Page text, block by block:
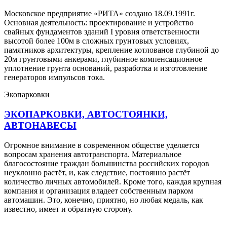
Московское предприятие «РИТА» создано 18.09.1991г.
Основная деятельность: проектирование и устройство
свайных фундаментов зданий I уровня ответственности
высотой более 100м в сложных грунтовых условиях,
памятников архитектуры, крепление котлованов глубиной до
20м грунтовыми анкерами, глубинное компенсационное
уплотнение грунта оснований, разработка и изготовление
генераторов импульсов тока.
Экопарковки
ЭКОПАРКОВКИ, АВТОСТОЯНКИ,
АВТОНАВЕСЫ
Огромное внимание в современном обществе уделяется
вопросам хранения автотранспорта. Материальное
благосостояние граждан большинства российских городов
неуклонно растёт, и, как следствие, постоянно растёт
количество личных автомобилей. Кроме того, каждая крупная
компания и организация владеет собственным парком
автомашин. Это, конечно, приятно, но любая медаль, как
известно, имеет и обратную сторону.